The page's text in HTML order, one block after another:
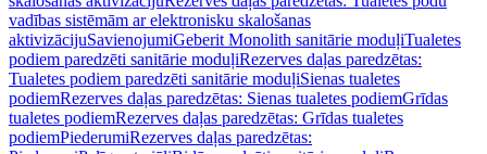
vadības sistēmām ar elektronisku skalošanas
aktivizācijuSavienojumiGeberit Monolith sanitārie moduļiTualetes
podiem paredzēti sanitārie moduļiRezerves daļas paredzētas:
Tualetes podiem paredzēti sanitārie moduļiSienas tualetes
podiemRezerves daļas paredzētas: Sienas tualetes podiemGrīdas
tualetes podiemRezerves daļas paredzētas: Grīdas tualetes
podiemPiederumiRezerves daļas paredzētas: